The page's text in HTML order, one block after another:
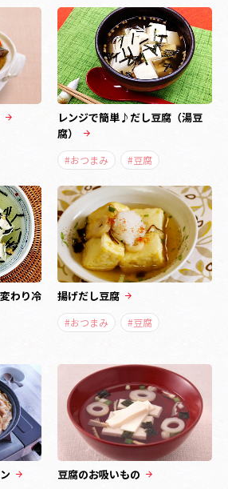
レンジで簡単♪だし豆腐（湯豆
腐）
#おつまみ #豆腐
わり冷
揚げだし豆腐
#おつまみ #豆腐
豆腐のお吸いもの